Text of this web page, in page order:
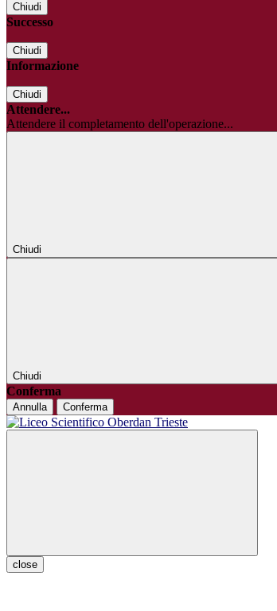
Chiudi
Successo
Chiudi
Informazione
Chiudi
Attendere...
Attendere il completamento dell'operazione...
Chiudi
Chiudi
Conferma
Annulla Conferma
close